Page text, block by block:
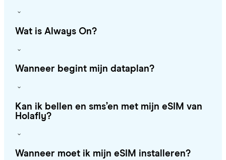
Wat is Always On?
Wanneer begint mijn dataplan?
Kan ik bellen en sms’en met mijn eSIM van
Holafly?
Wanneer moet ik mijn eSIM installeren?